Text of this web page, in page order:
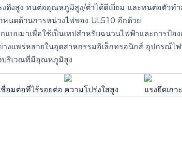
งดึงสูง ทนต่ออุณหภูมิสูง/ต่ำได้ดีเยี่ยม และทนต่อตัวท
หนดด้านการหน่วงไฟของ UL510 อีกด้วย
แบบมาเพื่อใช้เป็นเทปสำหรับฉนวนไฟฟ้าและการป้อ
างแพร่หลายในอุตสาหกรรมอิเล็กทรอนิกส์ อุปกรณ์ไ
บริเวณที่มีอุณหภูมิสูง
ชื่อมต่อที่ไร้รอยต่อ ความโปร่งใสสูง แรงยึดเกา